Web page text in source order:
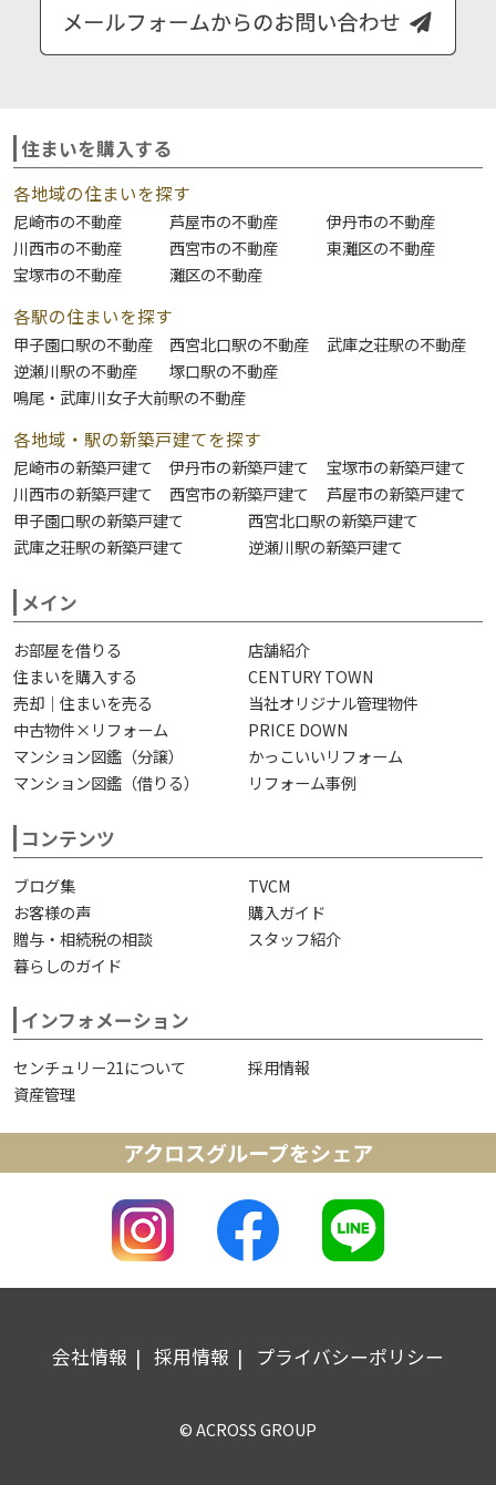
住まいを購入する
各地域の住まいを探す
尼崎市の不動産 芦屋市の不動産
伊丹市の不動産
川西市の不動産
西宮市の不動産
東灘区の不動産
宝塚市の不動産
灘区の不動産
各駅の住まいを探す
甲子園口駅の不動産 西宮北口駅の不動産
武庫之荘駅の不動産
逆瀬川駅の不動産
塚口駅の不動産
鳴尾・武庫川女子大前駅の不動産
各地域・駅の新築戸建てを探す
尼崎市の新築戸建て 伊丹市の新築戸建て
宝塚市の新築戸建て
川西市の新築戸建て
西宮市の新築戸建て
芦屋市の新築戸建て
甲子園口駅の新築戸建て
西宮北口駅の新築戸建て
武庫之荘駅の新築戸建て
逆瀬川駅の新築戸建て
メイン
お部屋を借りる
店舗紹介
住まいを購入する
CENTURY TOWN
売却｜住まいを売る
当社オリジナル管理物件
中古物件×リフォーム
PRICE DOWN
マンション図鑑（分譲）
かっこいいリフォーム
マンション図鑑（借りる）
リフォーム事例
コンテンツ
ブログ集
TVCM
お客様の声
購入ガイド
贈与・相続税の相談
スタッフ紹介
暮らしのガイド
インフォメーション
センチュリー21について
採用情報
資産管理
アクロスグループをシェア
会社情報 採用情報 プライバシーポリシー
© ACROSS GROUP